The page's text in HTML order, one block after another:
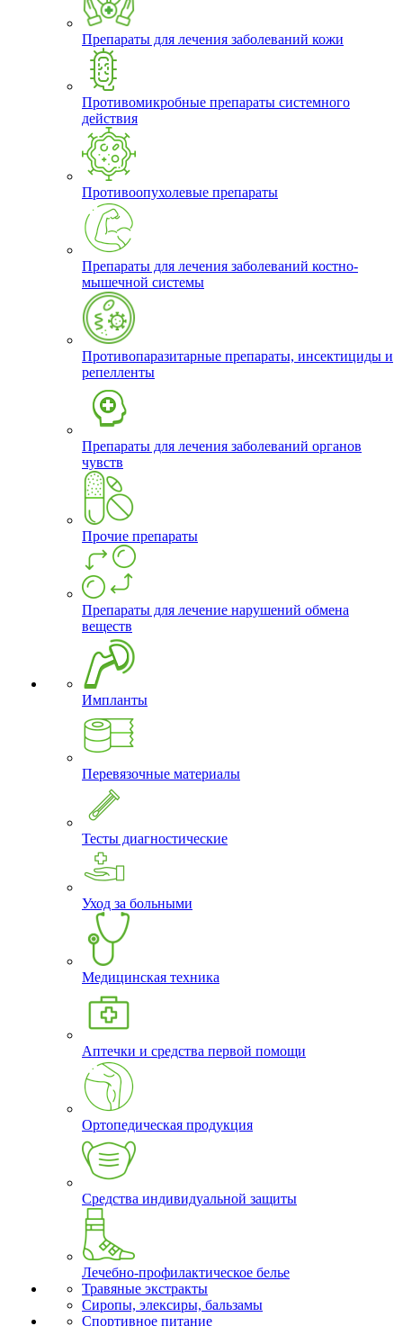
Препараты для лечения заболеваний кожи
Противомикробные препараты системного
действия
Противоопухолевые препараты
Препараты для лечения заболеваний костно-
мышечной системы
Противопаразитарные препараты, инсектициды и
репелленты
Препараты для лечения заболеваний органов
чувств
Прочие препараты
Препараты для лечение нарушений обмена
веществ
Импланты
Перевязочные материалы
Тесты диагностические
Уход за больными
Медицинская техника
Аптечки и средства первой помощи
Ортопедическая продукция
Средства индивидуальной защиты
Лечебно-профилактическое белье
Травяные экстракты
Сиропы, элексиры, бальзамы
Спортивное питание